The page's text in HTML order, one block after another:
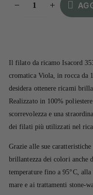
Il filato da ricamo Isacord
cromatica Viola, in rocca da
desidera ottenere ricami
Realizzato in 100%
scorrevolezza e una
dei filati più utilizzati nel
Grazie alle sue
brillantezza dei colori anche
temperature fino a 95°C, alla
mare e ai trattamenti stone-